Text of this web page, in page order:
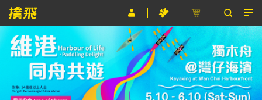
節目
主辦單位
關於撲飛